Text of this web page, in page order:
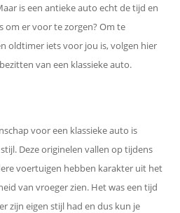
is een antieke auto echt de tijd en
om er voor te zorgen? Om te
oldtimer iets voor jou is, volgen hier
van een klassieke auto.
voor een klassieke auto is
Deze originelen vallen op tijdens
voertuigen hebben karakter uit het
van vroeger zien. Het was een tijd
zijn eigen stijl had en dus kun je